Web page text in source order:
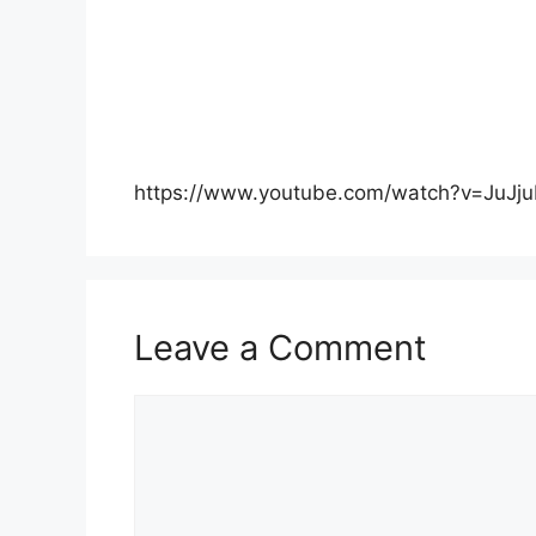
https://www.youtube.com/
Leave a Comment